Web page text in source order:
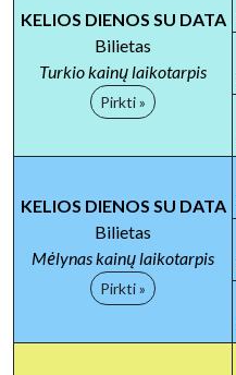
KELIOS DIENOS SU DATA
Bilietas
Turkio kainų laikotarpis
Pirkti »
KELIOS DIENOS SU DATA
Bilietas
Mėlynas kainų laikotarpis
Pirkti »